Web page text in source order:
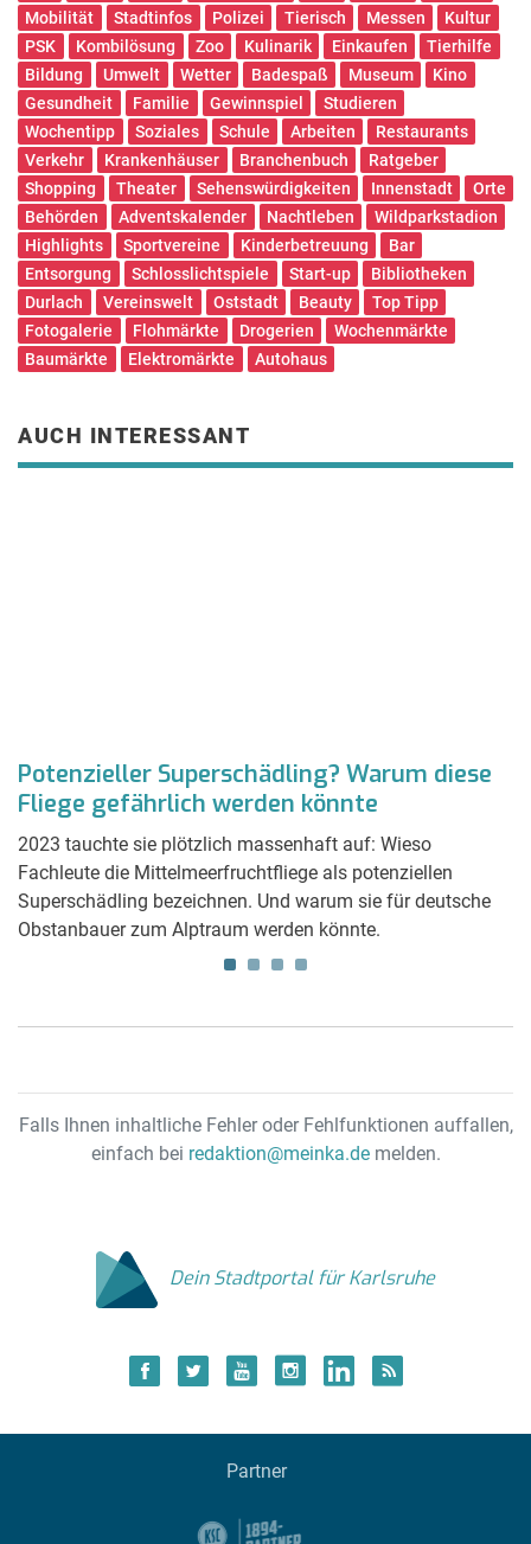
Mobilität
Stadtinfos Polizei Tierisch Messen
Kultur
PSK
Kombilösung Zoo Kulinarik Einkaufen
Tierhilfe
Bildung
Umwelt Wetter Badespaß Museum
Kino
Gesundheit
Familie Gewinnspiel
Studieren
Wochentipp
Soziales Schule Arbeiten
Restaurants
Verkehr
Krankenhäuser Branchenbuch
Ratgeber
Shopping
Theater Sehenswürdigkeiten Innenstadt
Orte
Behörden
Adventskalender Nachtleben
Wildparkstadion
Highlights
Sportvereine Kinderbetreuung
Bar
Entsorgung
Schlosslichtspiele Start-up
Bibliotheken
Durlach
Vereinswelt Oststadt Beauty
Top Tipp
Fotogalerie
Flohmärkte Drogerien
Wochenmärkte
Baumärkte
Elektromärkte Autohaus
AUCH INTERESSANT
Potenzieller Superschädling? Warum diese
Fliege gefährlich werden könnte
2023 tauchte sie plötzlich massenhaft auf: Wieso
Fachleute die Mittelmeerfruchtfliege als potenziellen
Superschädling bezeichnen. Und warum sie für deutsche
Obstanbauer zum Alptraum werden könnte.
Falls Ihnen inhaltliche Fehler oder Fehlfunktionen auffallen,
einfach bei redaktion@meinka.demelden.
Dein Stadtportal für Karlsruhe
Partner